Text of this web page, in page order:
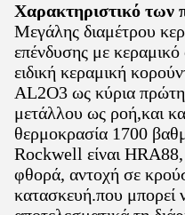
Χαρακτηριστικό των
Μεγάλης διαμέτρου
επένδυσης με κεραμικό
ειδική κεραμική
AL2O3 ως κύρια πρώτη
μετάλλου ως ροή,και
θερμοκρασία 1700
Rockwell είναι HRA88,
φθορά, αντοχή σε
κατασκευή.που μπορεί